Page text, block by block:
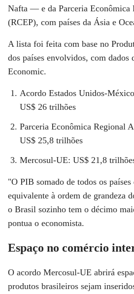
Nafta — e da Parceria Econômica
(RCEP), com países da Ásia e
A lista foi feita com base no
dos países envolvidos, com dados
Economic.
Acordo Estados Unidos-
US$ 26 trilhões
Parceria Econômica Regional
US$ 25,8 trilhões
Mercosul-UE: US$ 21,8
"O PIB somado de todos os
equivalente à ordem de grandeza
o Brasil sozinho tem o décimo
pontua o economista.
Espaço no comércio
O acordo Mercosul-UE abrirá
produtos brasileiros sejam